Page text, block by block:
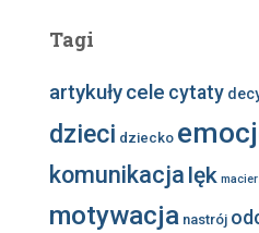
Tagi
artykułycele cytaty
dzieci dziecko
komunikacja lęk
motywacja nastrój